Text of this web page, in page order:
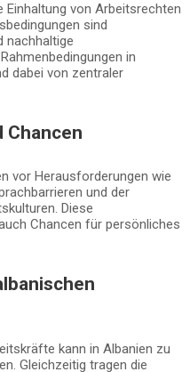
Einhaltung von Arbeitsrechten
sind
nachhaltige
in
dabei von zentraler
Chancen
vor Herausforderungen wie
und der
Diese
Chancen für persönliches
kann in Albanien zu
Gleichzeitig tragen die